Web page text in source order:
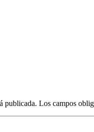
publicada. Los campos